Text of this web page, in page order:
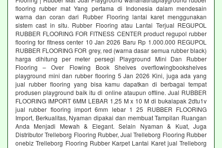
flooring rubber mat Yang pertama di Indonesia dalam mendesain
warna dan coran dari Rubber Flooring lantai karet menggunakan
sistem cast in situ. Rubber Flooring atau Lantai Terjual REGUPOL
RUBBER FLOORING FOR FITNESS CENTER product regupol rubber
flooring for fitness center 10 Jan 2026 Baru Rp 1.000.000 REGUPOL
RUBBER FLOORING FOR grey, red (warna dasar semua rubber black)
harga dihitung per meter persegi Playground Mini Dan Rubber
Flooring – Over Flowing Book Shelves overflowingbookshelves
playground mini dan rubber flooring 5 Jan 2026 Kini, juga ada yang
jual rubber flooring yang bisa kamu dapatkan di berbagai tempat
produsen playground baik itu di online ataupun offline. Jual RUBBER
FLOORING IMPORT 6MM LEBAR 1,25 M x 10 M di bukalapak 2dtu1v
jual rubber flooring import 6mm lebar 1 25 RUBBER FLOORING
Import, Berkualitas, Nyaman dipakai dan membuat Tampilan Ruangan
Anda Menjadi Mewah & Elegant. Selain Nyaman & Kuat, Juga
Distributor Trelleborg Flooring Rubber, Jual Trelleborg Flooring Rubber
onebiz Trelleborg Flooring Rubber Karpet Lantai Karet jual Trelleborg